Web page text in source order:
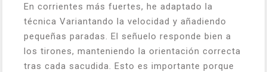
En corrientes más fuertes, he adaptado la
técnica Variantando la velocidad y añadiendo
pequeñas paradas. El señuelo responde bien a
los tirones, manteniendo la orientación correcta
tras cada sacudida. Esto es importante porque